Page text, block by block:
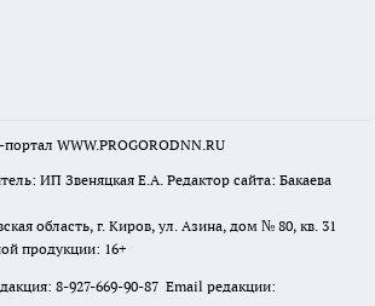
WWW.PROGORODNN.RU
ИП Звеняцкая Е.А. Редактор сайта: Бакаева
область, г. Киров, ул. Азина, дом № 80, кв. 31
продукции: 16+
8-927-669-90-87 Email редакции: